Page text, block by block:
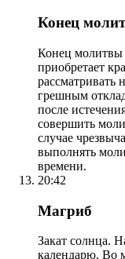
Конец
Конец молитвы
приобретает
рассматривать
грешным
после
совершить
случае
выполнять
времени.
20:42
Магриб
Закат солнца.
календарю. Во